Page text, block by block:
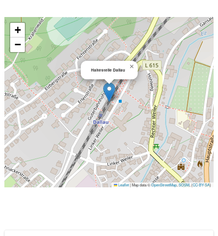
Haltestelle Dallau ×
+
−
Leaflet|Map data ©OpenStreetMap ,SOSM , (CC-BY-SA)